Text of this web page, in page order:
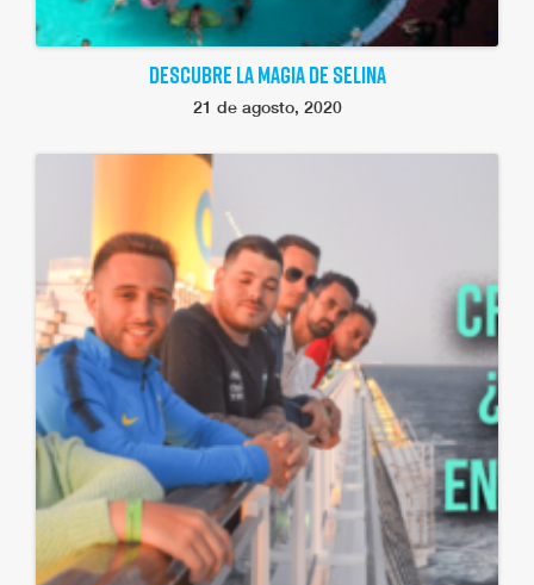
DESCUBRE LA MAGIA DE SELINA
21 de agosto, 2020